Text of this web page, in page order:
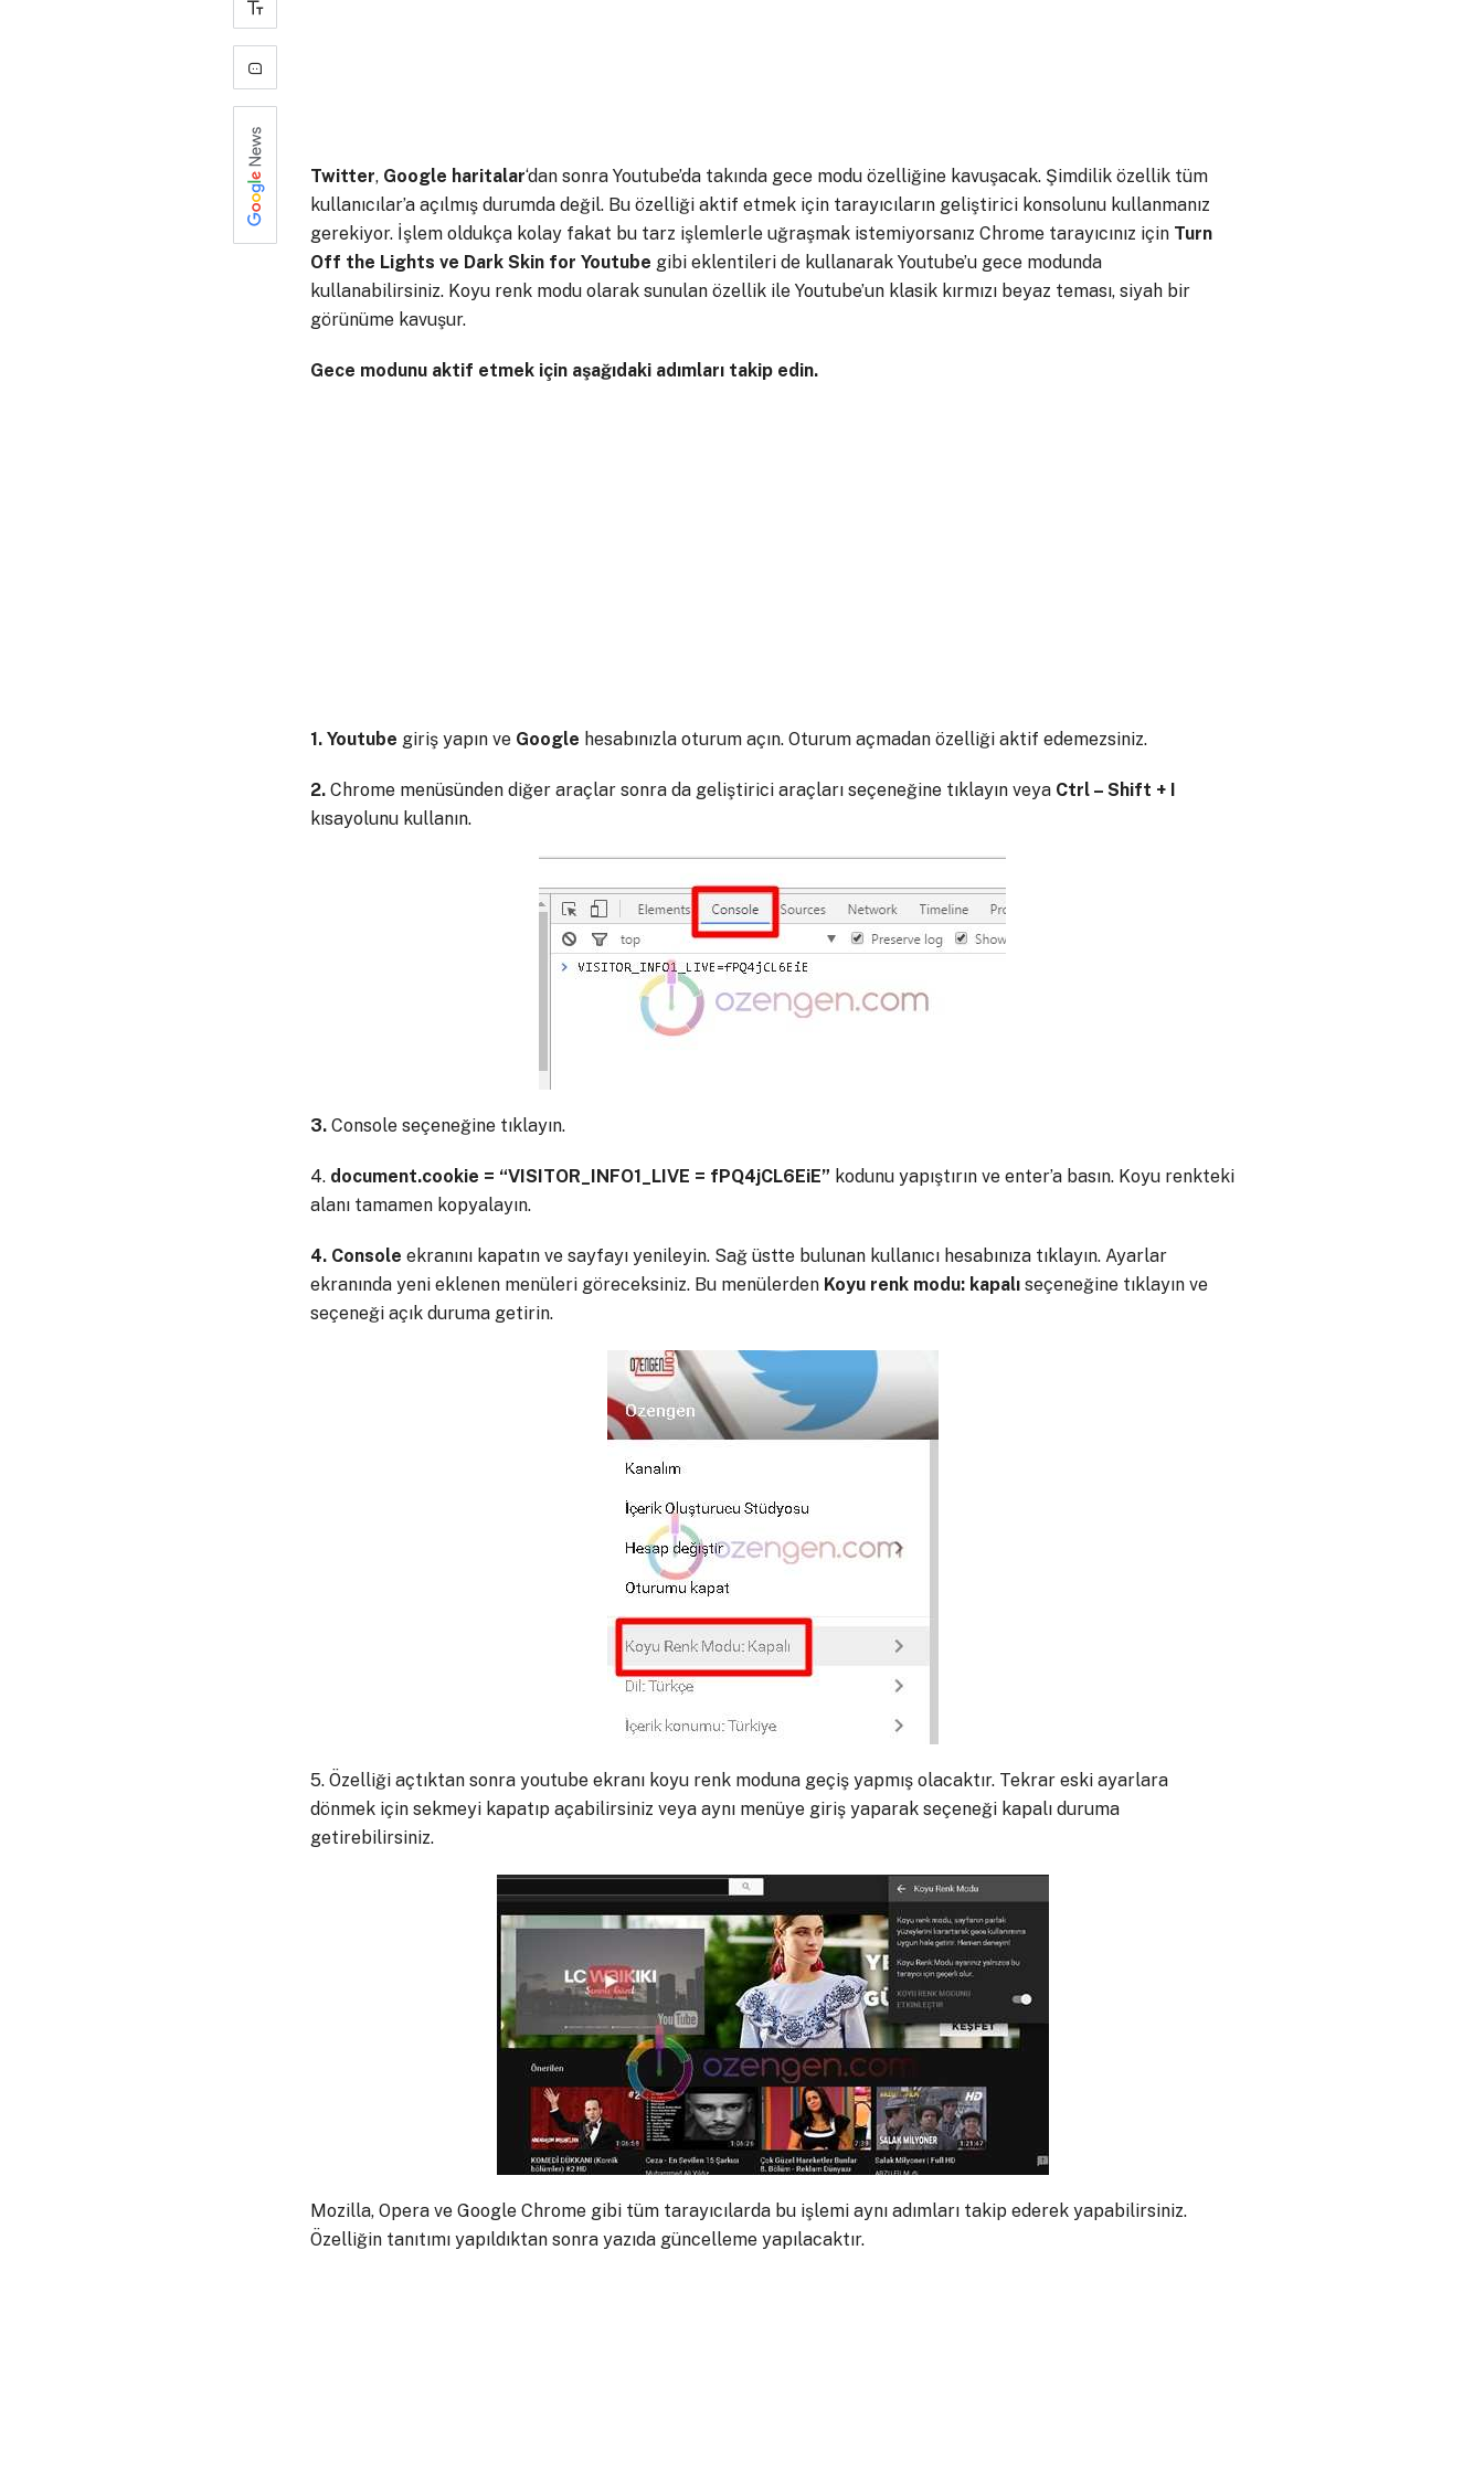
-
0
Twitter, Google haritalar‘dan sonra Youtube’da takında gece modu özelliğine kavuşacak. Şimdilik özellik tüm
kullanıcılar’a açılmış durumda değil. Bu özelliği aktif etmek için tarayıcıların geliştirici konsolunu kullanmanız
gerekiyor. İşlem oldukça kolay fakat bu tarz işlemlerle uğraşmak istemiyorsanız Chrome tarayıcınız için Turn
Off the Lights ve Dark Skin for Youtube gibi eklentileri de kullanarak Youtube’u gece modunda
kullanabilirsiniz. Koyu renk modu olarak sunulan özellik ile Youtube’un klasik kırmızı beyaz teması, siyah bir
görünüme kavuşur.
Gece modunu aktif etmek için aşağıdaki adımları takip edin.
1. Youtube giriş yapın ve Google hesabınızla oturum açın. Oturum açmadan özelliği aktif edemezsiniz.
2.Chrome menüsünden diğer araçlar sonra da geliştirici araçları seçeneğine tıklayın veyaCtrl – Shift + I
kısayolunu kullanın.
3.Console seçeneğine tıklayın.
4. document.cookie = “VISITOR_INFO1_LIVE = fPQ4jCL6EiE” kodunu yapıştırın ve enter’a basın. Koyu renkteki
alanı tamamen kopyalayın.
4. Console ekranını kapatın ve sayfayı yenileyin. Sağ üstte bulunan kullanıcı hesabınıza tıklayın. Ayarlar
ekranında yeni eklenen menüleri göreceksiniz. Bu menülerden Koyu renk modu: kapalıseçeneğine tıklayın ve
seçeneği açık duruma getirin.
5. Özelliği açtıktan sonra youtube ekranı koyu renk moduna geçiş yapmış olacaktır. Tekrar eski ayarlara
dönmek için sekmeyi kapatıp açabilirsiniz veya aynı menüye giriş yaparak seçeneği kapalı duruma
getirebilirsiniz.
Mozilla, Opera ve Google Chrome gibi tüm tarayıcılarda bu işlemi aynı adımları takip ederek yapabilirsiniz.
Özelliğin tanıtımı yapıldıktan sonra yazıda güncelleme yapılacaktır.